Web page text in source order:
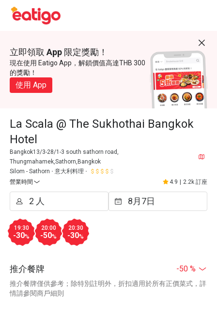
立即領取 App 限定獎勵！
現在使用 Eatigo App，解鎖價值高達THB 300
的獎勵！
使用 App
La Scala @ The Sukhothai Bangkok
Hotel
Bangkok13/3-28/1-3 south sathorn road,
Thungmahamek,Sathorn,Bangkok
Silom - Sathorn
意大利料理
營業時間
4.9 2.2k 訂座
19:30
-30%
20:00
-50%
20:30
-30%
推介餐牌 -50 %
推介餐牌僅供參考；除特別註明外，折扣適用於所有正價菜式，詳
情請參閱商戶細則